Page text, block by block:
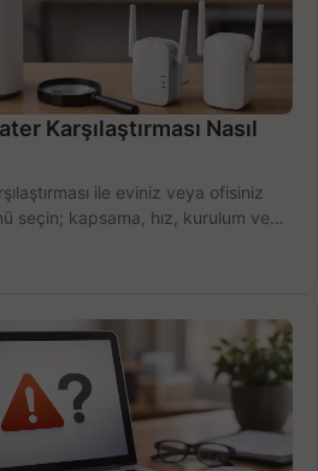
Karşılaştırması Nasıl
ile eviniz veya ofisiniz
seçin; kapsama, hız, kurulum ve